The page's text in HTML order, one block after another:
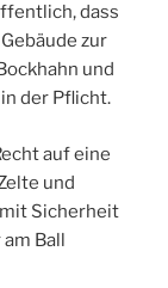
dass
zur
und
der Pflicht.
auf eine
und
Sicherheit
Ball